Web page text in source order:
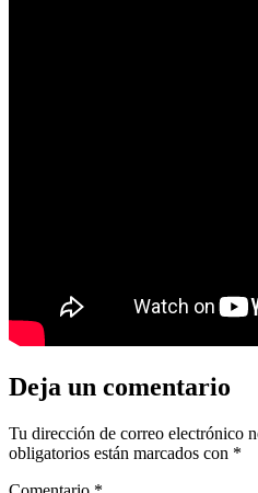
Deja un comentario
Tu dirección de correo electrónico
obligatorios están marcados con *